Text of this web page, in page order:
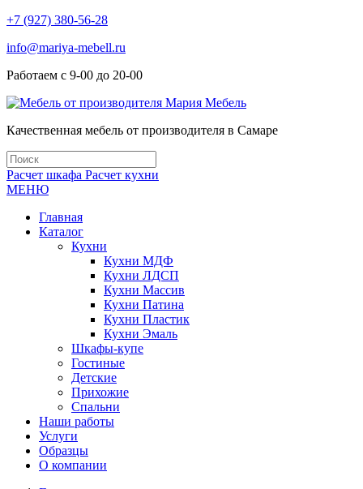
+7 (927) 380-56-28
info@mariya-mebell.ru
Работаем с 9-00 до 20-00
Качественная мебель от производителя в Самаре
Расчет шкафа Расчет кухни
МЕНЮ
Главная
Каталог
Кухни
Кухни МДФ
Кухни ЛДСП
Кухни Массив
Кухни Патина
Кухни Пластик
Кухни Эмаль
Шкафы-купе
Гостиные
Детские
Прихожие
Спальни
Наши работы
Услуги
Образцы
О компании